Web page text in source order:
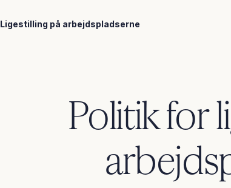
Ligestilling på arbejdspladserne
Politik for